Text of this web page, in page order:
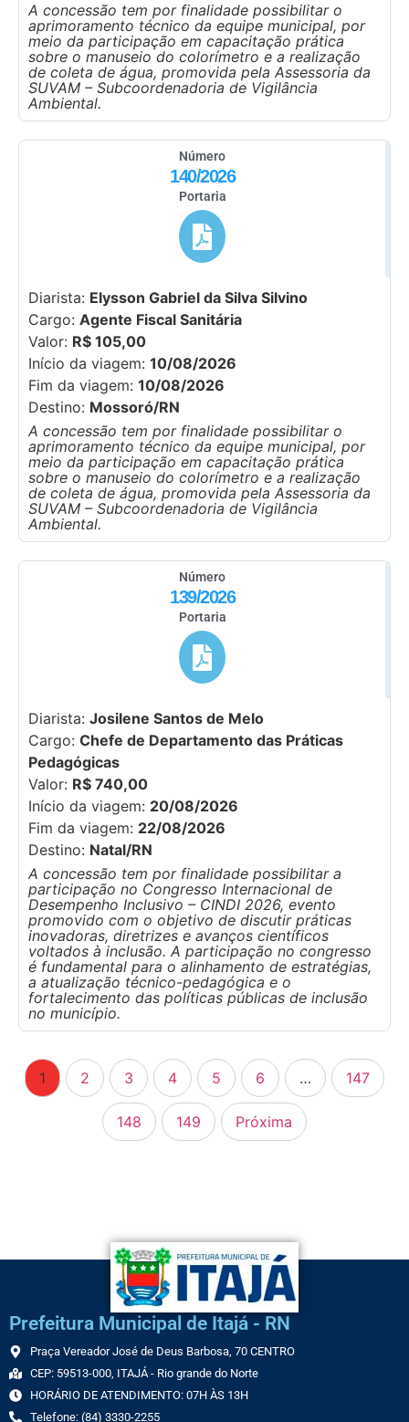
A concessão tem por finalidade possibilitar o
aprimoramento técnico da equipe municipal, por
meio da participação em capacitação prática
sobre o manuseio do colorímetro e a realização
de coleta de água, promovida pela Assessoria da
SUVAM – Subcoordenadoria de Vigilância
Ambiental.
Número
140/2026
Portaria
Diarista: Elysson Gabriel da Silva Silvino
Cargo: Agente Fiscal Sanitária
Valor: R$ 105,00
Início da viagem: 10/08/2026
Fim da viagem: 10/08/2026
Destino: Mossoró/RN
A concessão tem por finalidade possibilitar o
aprimoramento técnico da equipe municipal, por
meio da participação em capacitação prática
sobre o manuseio do colorímetro e a realização
de coleta de água, promovida pela Assessoria da
SUVAM – Subcoordenadoria de Vigilância
Ambiental.
Número
139/2026
Portaria
Diarista: Josilene Santos de Melo
Cargo: Chefe de Departamento das Práticas
Pedagógicas
Valor: R$ 740,00
Início da viagem: 20/08/2026
Fim da viagem: 22/08/2026
Destino: Natal/RN
A concessão tem por finalidade possibilitar a
participação no Congresso Internacional de
Desempenho Inclusivo – CINDI 2026, evento
promovido com o objetivo de discutir práticas
inovadoras, diretrizes e avanços científicos
voltados à inclusão. A participação no congresso
é fundamental para o alinhamento de estratégias,
a atualização técnico-pedagógica e o
fortalecimento das políticas públicas de inclusão
no município.
1 2 3 4 5 6 … 147
148 149 Próxima
Prefeitura Municipal de Itajá - RN
Praça Vereador José de Deus Barbosa, 70 CENTRO
CEP: 59513-000, ITAJÁ - Rio grande do Norte
HORÁRIO DE ATENDIMENTO: 07H ÀS 13H
Telefone: (84) 3330-2255